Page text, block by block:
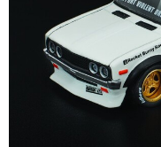
由本公司與您本人進行分期
3.完整用戶服務條款，請詳閱
每筆NT$120，滿
預購-宅配(離島)(舊)
每筆NT$160，滿
東海門市自取，需自備購